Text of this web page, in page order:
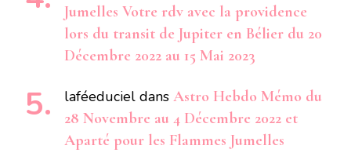
Jumelles Votre rdv avec la providence
lors du transit de Jupiter en Bélier du 20
Décembre 2022 au 15 Mai 2023
laféeduciel dans Astro Hebdo Mémo du
28 Novembre au 4 Décembre 2022 et
Aparté pour les Flammes Jumelles